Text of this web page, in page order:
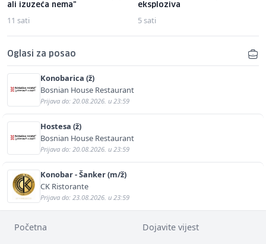
ali izuzeća nema"
11 sati
eksploziva
5 sati
Oglasi za posao
Konobarica (ž)
Bosnian House Restaurant
Prijava do: 20.08.2026. u 23:59
Hostesa (ž)
Bosnian House Restaurant
Prijava do: 20.08.2026. u 23:59
Konobar - Šanker (m/ž)
CK Ristorante
Prijava do: 23.08.2026. u 23:59
Početna Dojavite vijest